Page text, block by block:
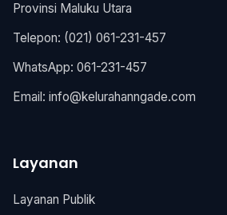
Provinsi Maluku Utara
Telepon: (021) 061-231-457
WhatsApp: 061-231-457
Email: info@kelurahanngade.com
Layanan
Layanan Publik